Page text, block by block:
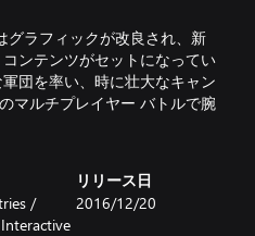
グラフィックが改良され、新
ンテンツがセットになってい
団を率い、時に壮大なキャン
マルチプレイヤー バトルで腕
/
リリース日
2016/12/20